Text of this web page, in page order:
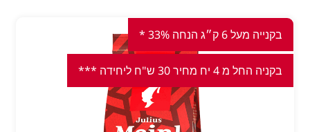
בקנייה מעל 6 ק״ג הנחה 33% *
בקניה החל מ 4 יח מחיר 30 ש"ח ליחידה ***